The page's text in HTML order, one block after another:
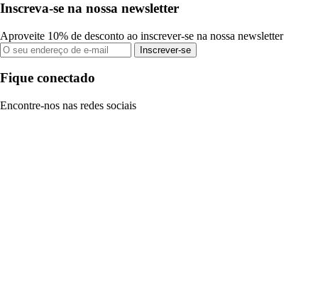
Inscreva-se na nossa newsletter
Aproveite 10% de desconto ao inscrever-se na nossa newsletter
Inscrever-se
Fique conectado
Encontre-nos nas redes sociais